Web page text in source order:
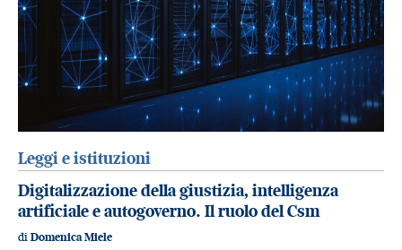
Leggi e istituzioni
Digitalizzazione della giustizia, intelligenza
artificiale e autogoverno. Il ruolo del Csm
di Domenica Miele